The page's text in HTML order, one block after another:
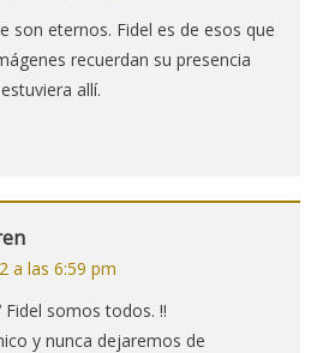
son eternos. Fidel es de esos que
recuerdan su presencia
allí.
a las 6:59 pm
Fidel somos todos. !!
y nunca dejaremos de